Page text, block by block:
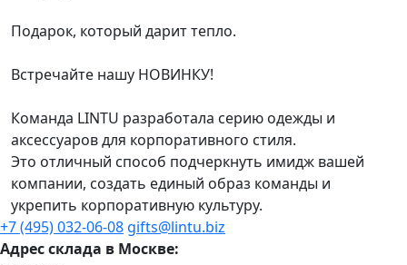
Подарок, который дарит тепло.
Встречайте нашу НОВИНКУ!
Команда LINTU разработала серию одежды и
аксессуаров для корпоративного стиля.
Это отличный способ подчеркнуть имидж вашей
компании, создать единый образ команды и
укрепить корпоративную культуру.
+7 (495) 032-06-08 gifts@lintu.biz
Адрес склада в Москве: